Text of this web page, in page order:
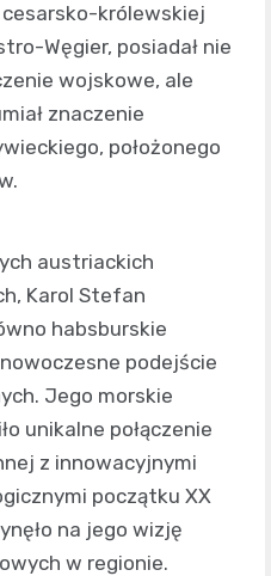
cesarsko-królewskiej
Węgier, posiadał nie
wojskowe, ale
znaczenie
położonego
austriackich
Karol Stefan
habsburskie
podejście
Jego morskie
unikalne połączenie
z innowacyjnymi
początku XX
na jego wizję
w regionie.